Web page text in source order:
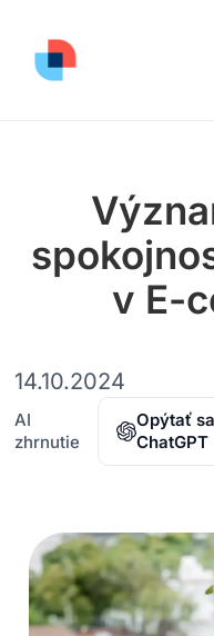
v E-
14.10.2024
AI
zhrnutie
Opýtať sa
ChatGPT